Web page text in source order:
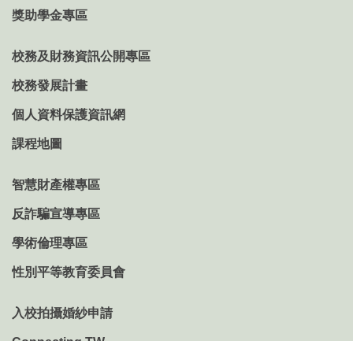
獎助學金專區
校務及財務資訊公開專區
校務發展計畫
個人資料保護資訊網
課程地圖
智慧財產權專區
反詐騙宣導專區
學術倫理專區
性別平等教育委員會
入校拍攝婚紗申請